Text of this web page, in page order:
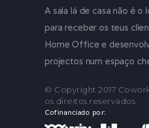
A sala lá de casa não é o
para receber os teus
Home Office e
projectos num espaço
© Copyright 2017
os direitos reservados
Cofinanciado por: